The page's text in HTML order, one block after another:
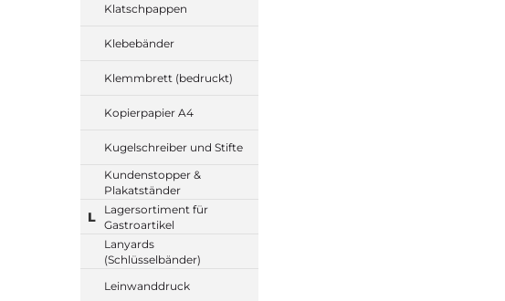
Klatschpappen
Klebebänder
Klemmbrett (bedruckt)
Kopierpapier A4
Kugelschreiber und Stifte
Kundenstopper &
Plakatständer
L
Lagersortiment für
Gastroartikel
Lanyards
(Schlüsselbänder)
Leinwanddruck